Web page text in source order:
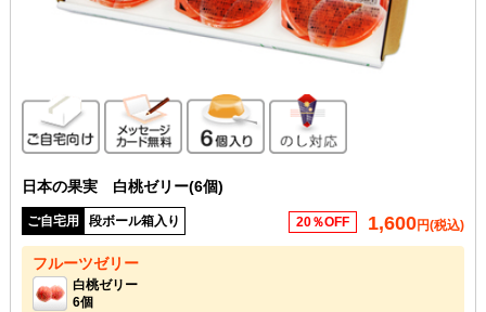
ご自宅向けメッセージカード無料
6個入り のし対応
日本の果実 白桃ゼリー(6個)
ご自宅用 段ボール箱入り 20％OFF 1,600円(税込)
フルーツゼリー
白桃ゼリー
6個